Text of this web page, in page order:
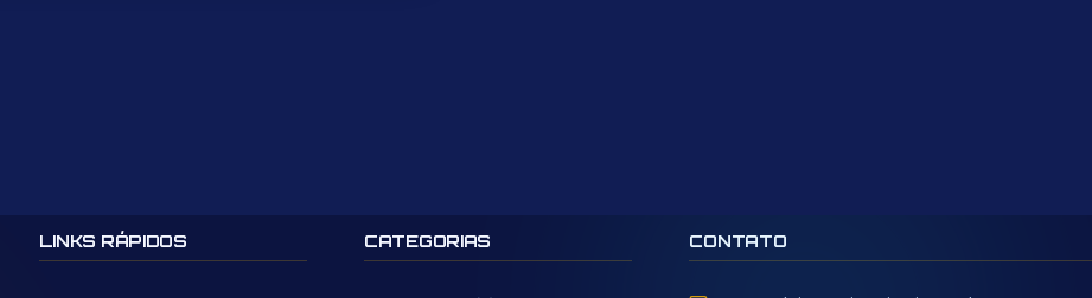
LINKS RÁPIDOS CATEGORIAS CONTATO